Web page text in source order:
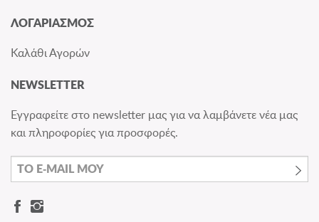
ΛΟΓΑΡΙΑΣΜΟΣ
Καλάθι Αγορών
NEWSLETTER
Εγγραφείτε στο newsletter μας για να λαμβάνετε νέα μας
και πληροφορίες για προσφορές.